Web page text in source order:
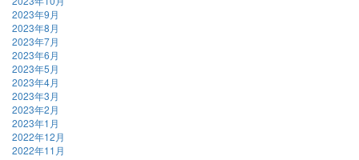
2023年9月
2023年8月
2023年7月
2023年6月
2023年5月
2023年4月
2023年3月
2023年2月
2023年1月
2022年12月
2022年11月